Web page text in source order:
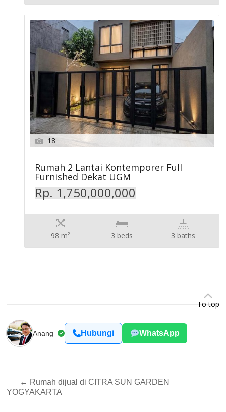
18
Rumah 2 Lantai Kontemporer Full
Furnished Dekat UGM
Rp. 1,750,000,000
98 m² 3 beds 3 baths
To top
Anang Hubungi WhatsApp
← Rumah dijual di CITRA SUN GARDEN
YOGYAKARTA